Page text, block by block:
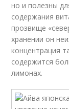
но и полезны
содержания
прозвище
хранении он
концентрация
содержится
лимонах.